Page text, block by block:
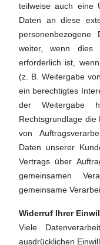
teilweise auch eine
Daten an diese
weiter, wenn dies
erforderlich ist,
(z. B. Weitergabe
ein berechtigtes
der Weitergabe
Rechtsgrundlage die
von
Daten unserer
Vertrags über
gemeinsamen
gemeinsame
Widerruf Ihrer
Viele
ausdrücklichen